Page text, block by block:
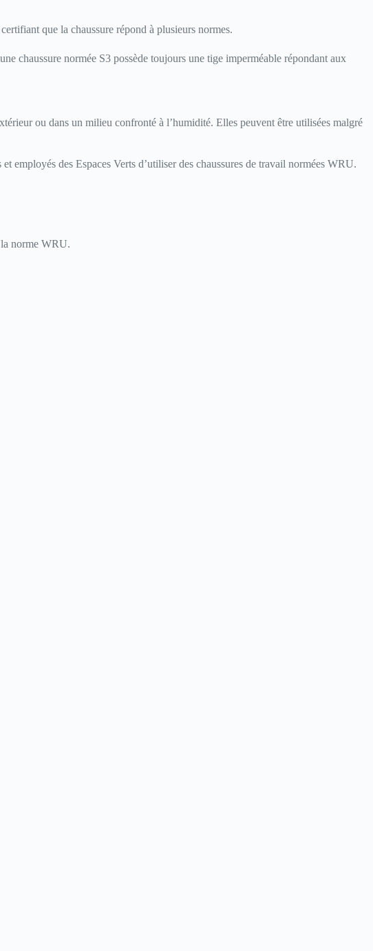
que la chaussure répond à plusieurs normes.
chaussure normée S3 possède toujours une tige imperméable répondant aux
ou dans un milieu confronté à l’humidité. Elles peuvent être utilisées malgré
employés des Espaces Verts d’utiliser des chaussures de travail normées WRU.
norme WRU.